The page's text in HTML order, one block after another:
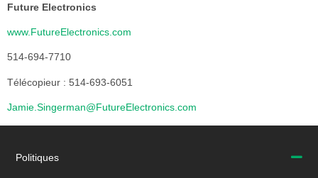
Future Electronics
www.FutureElectronics.com
514-694-7710
Télécopieur : 514-693-6051
Jamie.Singerman@FutureElectronics.com
Politiques